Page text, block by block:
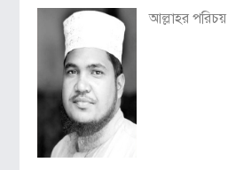
আল্লাহর পরিচয়